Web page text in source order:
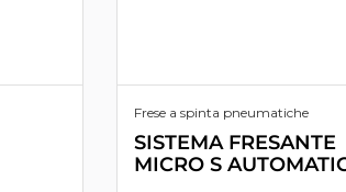
Frese a spinta pneumatiche
SISTEMA FRESANTE
MICRO S